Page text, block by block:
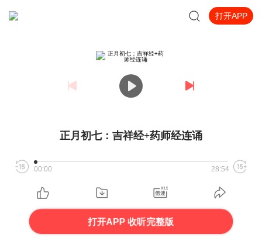
打开APP
正月初七：吉祥经+药师经连诵
00:00 28:54
打开APP 收听完整版